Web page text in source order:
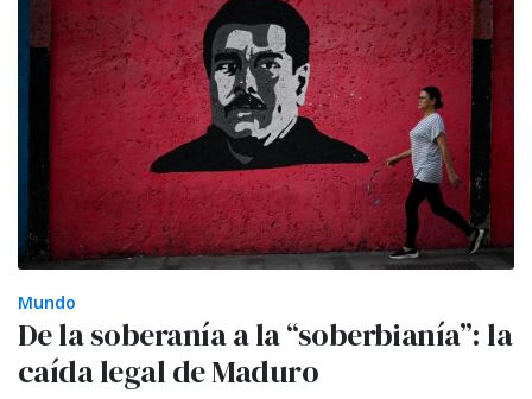
Mundo
De la soberanía a la “soberbianía”: la
caída legal de Maduro